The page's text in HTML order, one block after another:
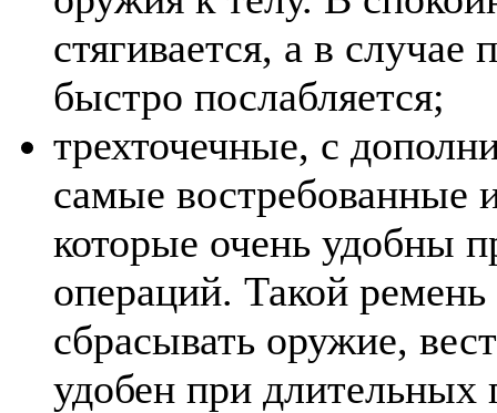
стягивается, а в случае
быстро послабляется;
трехточечные, с
самые востребованные
которые очень удобны
операций. Такой
сбрасывать оружие,
удобен при длительных